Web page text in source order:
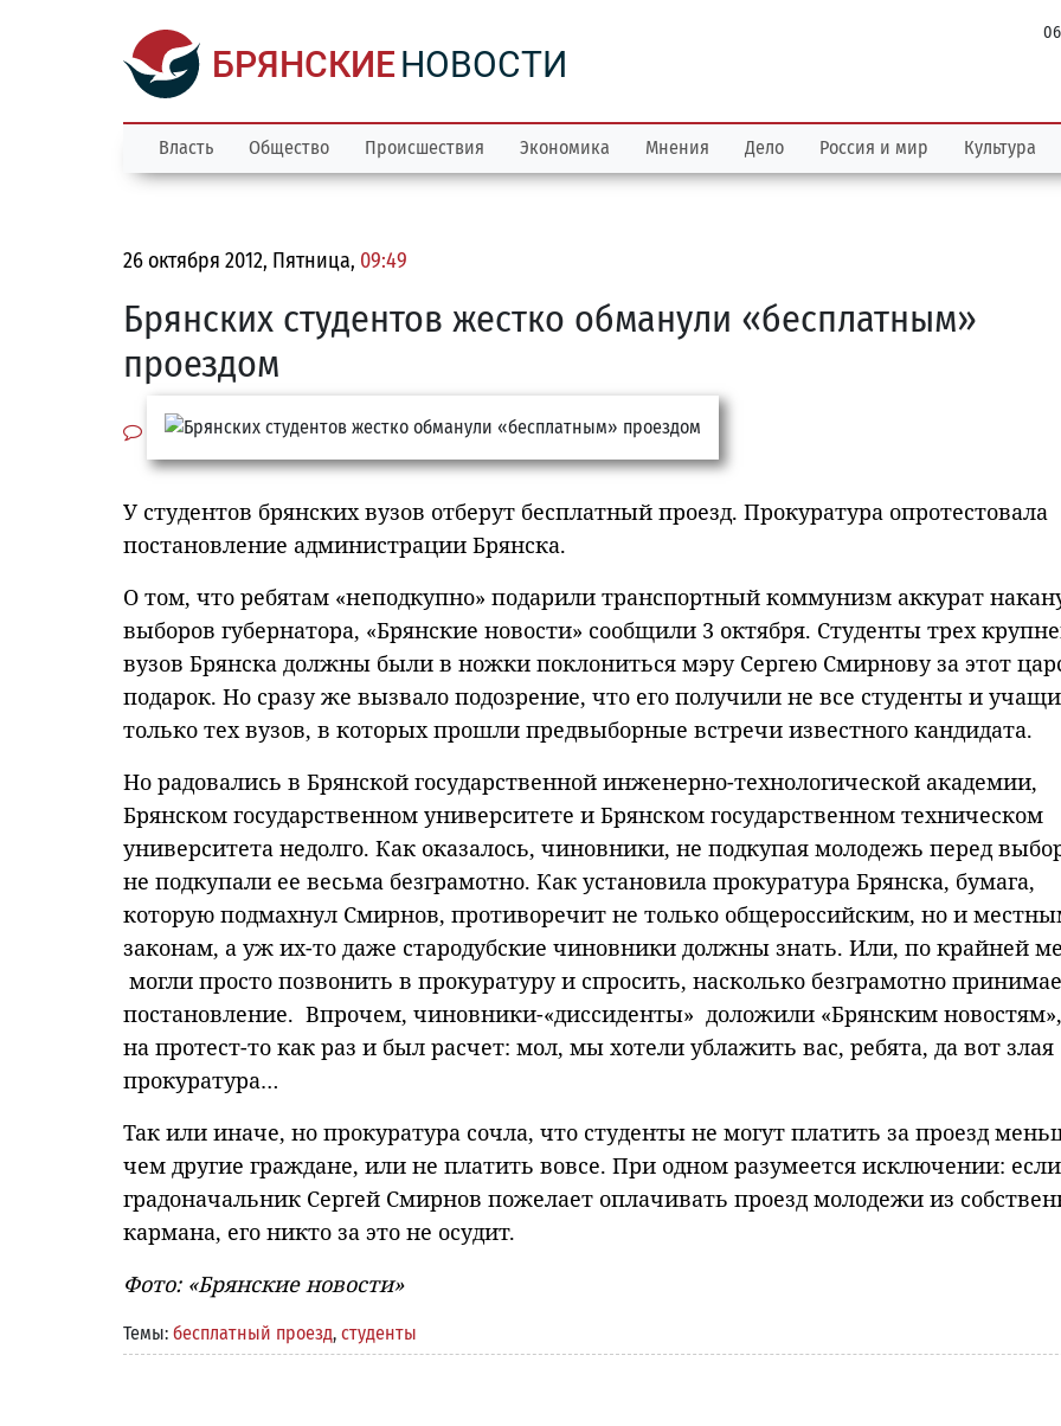
БРЯНСКИЕНОВОСТИ
Власть Общество Происшествия Экономика Мнения Дело Россия и мир Культура
26 октября 2012, Пятница, 09:49
Брянских студентов жестко обманули «бесплатным»
проездом
У студентов брянских вузов отберут бесплатный проезд. Прокуратура опротестовала
постановление администрации Брянска.
О том, что ребятам «неподкупно» подарили транспортный коммунизм аккурат
выборов губернатора, «Брянские новости» сообщили 3 октября. Студенты трех
вузов Брянска должны были в ножки поклониться мэру Сергею Смирнову за этот
подарок. Но сразу же вызвало подозрение, что его получили не все студенты и
только тех вузов, в которых прошли предвыборные встречи известного кандидата.
Но радовались в Брянской государственной инженерно-технологической академии,
Брянском государственном университете и Брянском государственном техническом
университета недолго. Как оказалось, чиновники, не подкупая молодежь перед
не подкупали ее весьма безграмотно. Как установила прокуратура Брянска, бумага,
которую подмахнул Смирнов, противоречит не только общероссийским, но и
законам, а уж их-то даже стародубские чиновники должны знать. Или, по крайней
могли просто позвонить в прокуратуру и спросить, насколько безграмотно
постановление. Впрочем, чиновники-«диссиденты» доложили «Брянским
на протест-то как раз и был расчет: мол, мы хотели ублажить вас, ребята, да вот злая
прокуратура…
Так или иначе, но прокуратура сочла, что студенты не могут платить за проезд
чем другие граждане, или не платить вовсе. При одном разумеется исключении: если
градоначальник Сергей Смирнов пожелает оплачивать проезд молодежи из
кармана, его никто за это не осудит.
Фото: «Брянские новости»
Темы: бесплатный проезд, студенты